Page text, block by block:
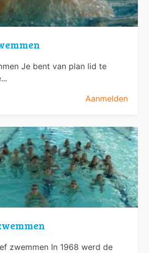
Je bent van plan lid te
Aanmelden
zwemmen In 1968 werd de